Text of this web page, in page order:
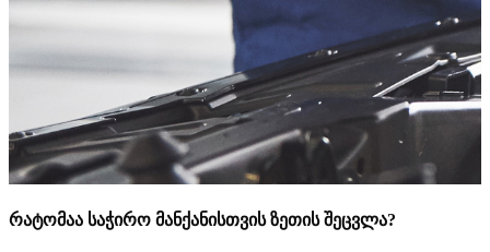
რატომაა საჭირო მანქანისთვის ზეთის შეცვლა?